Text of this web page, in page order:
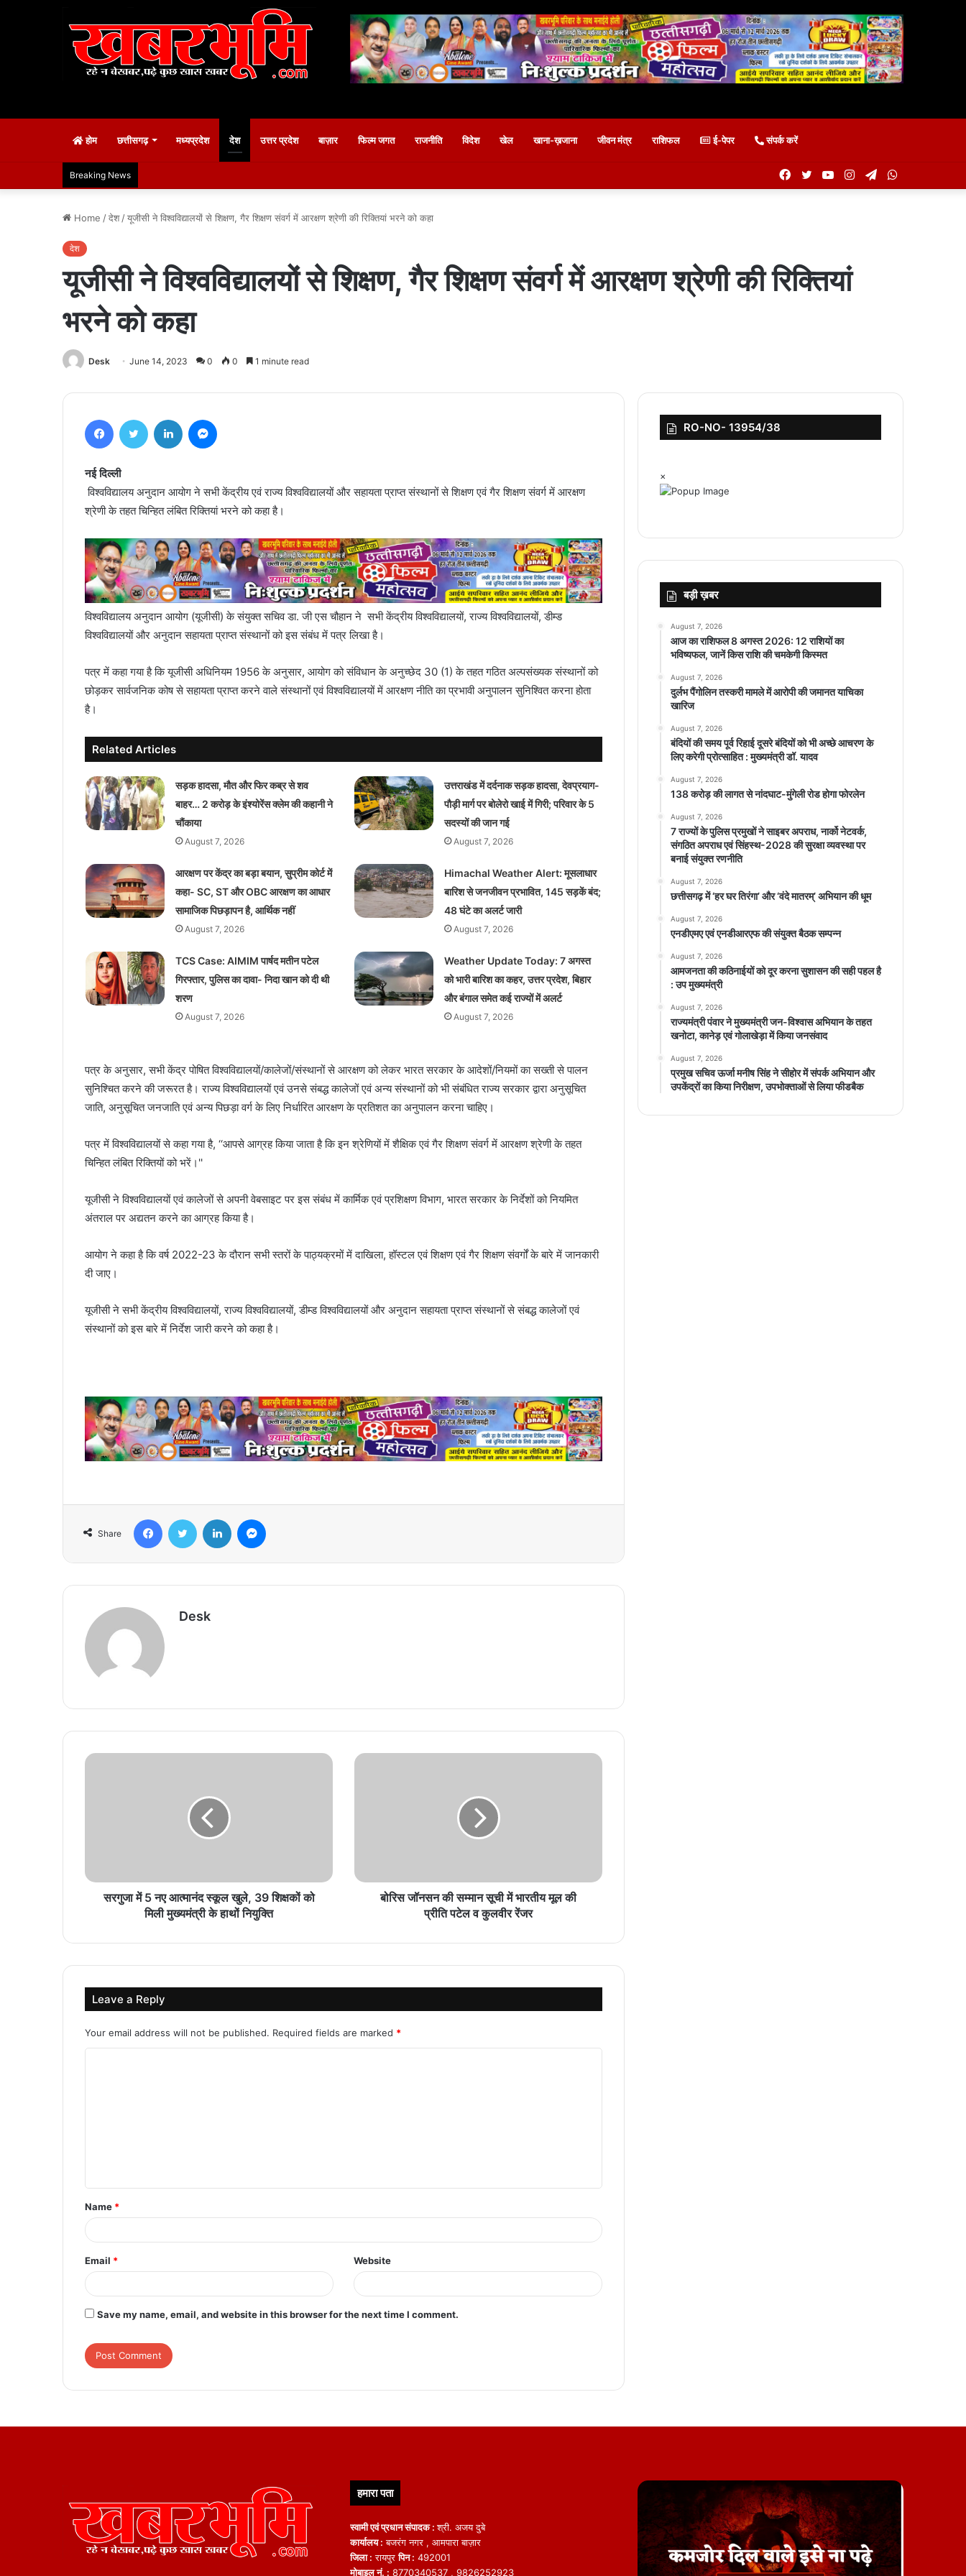
होम छत्तीसगढ़ मध्यप्रदेश देश उत्तर प्रदेश बाज़ार फिल्म जगत राजनीति विदेश खेल खाना-ख़जाना जीवन मंत्र राशिफल ई-पेपर संपर्क करें
Breaking News Telegram
Instagram
YouTube
Twitter
Facebook
Home /देश /यूजीसी ने विश्वविद्यालयों से शिक्षण, गैर शिक्षण संवर्ग में आरक्षण श्रेणी की रिक्तियां भरने को कहा
देश
यूजीसी ने विश्वविद्यालयों से शिक्षण, गैर शिक्षण संवर्ग में आरक्षण श्रेणी की रिक्तियां
भरने को कहा
Desk June 14, 2023 0 0 1 minute read
नई दिल्ली
विश्वविद्यालय अनुदान आयोग ने सभी केंद्रीय एवं राज्य विश्वविद्यालयों और सहायता प्राप्त संस्थानों से शिक्षण एवं गैर शिक्षण संवर्ग में आरक्षण
श्रेणी के तहत चिन्हित लंबित रिक्तियां भरने को कहा है।
विश्वविद्यालय अनुदान आयोग (यूजीसी) के संयुक्त सचिव डा. जी एस चौहान ने सभी केंद्रीय विश्वविद्यालयों, राज्य विश्वविद्यालयों, डीम्ड
विश्वविद्यालयों और अनुदान सहायता प्राप्त संस्थानों को इस संबंध में पत्र लिखा है।
पत्र में कहा गया है कि यूजीसी अधिनियम 1956 के अनुसार, आयोग को संविधान के अनुच्छेद 30 (1) के तहत गठित अल्पसंख्यक संस्थानों को
छोड़कर सार्वजनिक कोष से सहायता प्राप्त करने वाले संस्थानों एवं विश्वविद्यालयों में आरक्षण नीति का प्रभावी अनुपालन सुनिश्वित करना होता
है।
Related Articles
सड़क हादसा, मौत और फिर कब्र से शव
बाहर… 2 करोड़ के इंश्योरेंस क्लेम की कहानी ने
चौंकाया
August 7, 2026
उत्तराखंड में दर्दनाक सड़क हादसा, देवप्रयाग-
पौड़ी मार्ग पर बोलेरो खाई में गिरी; परिवार के 5
सदस्यों की जान गई
August 7, 2026
आरक्षण पर केंद्र का बड़ा बयान, सुप्रीम कोर्ट में
कहा- SC, ST और OBC आरक्षण का आधार
सामाजिक पिछड़ापन है, आर्थिक नहीं
August 7, 2026
Himachal Weather Alert: मूसलाधार
बारिश से जनजीवन प्रभावित, 145 सड़कें बंद;
48 घंटे का अलर्ट जारी
August 7, 2026
TCS Case: AIMIM पार्षद मतीन पटेल
गिरफ्तार, पुलिस का दावा- निदा खान को दी थी
शरण
August 7, 2026
Weather Update Today: 7 अगस्त
को भारी बारिश का कहर, उत्तर प्रदेश, बिहार
और बंगाल समेत कई राज्यों में अलर्ट
August 7, 2026
पत्र के अनुसार, सभी केंद्र पोषित विश्वविद्यालयों/कालेजों/संस्थानों से आरक्षण को लेकर भारत सरकार के आदेशों/नियमों का सख्ती से पालन
सुनिश्चित करने की जरूरत है। राज्य विश्वविद्यालयों एवं उनसे संबद्ध कालेजों एवं अन्य संस्थानों को भी संबंधित राज्य सरकार द्वारा अनुसूचित
जाति, अनुसूचित जनजाति एवं अन्य पिछड़ा वर्ग के लिए निर्धारित आरक्षण के प्रतिशत का अनुपालन करना चाहिए।
पत्र में विश्वविद्यालयों से कहा गया है, ‘‘आपसे आग्रह किया जाता है कि इन श्रेणियों में शैक्षिक एवं गैर शिक्षण संवर्ग में आरक्षण श्रेणी के तहत
चिन्हित लंबित रिक्तियों को भरें।''
यूजीसी ने विश्वविद्यालयों एवं कालेजों से अपनी वेबसाइट पर इस संबंध में कार्मिक एवं प्रशिक्षण विभाग, भारत सरकार के निर्देशों को नियमित
अंतराल पर अद्यतन करने का आग्रह किया है।
आयोग ने कहा है कि वर्ष 2022-23 के दौरान सभी स्तरों के पाठ्यक्रमों में दाखिला, हॉस्टल एवं शिक्षण एवं गैर शिक्षण संवर्गों के बारे में जानकारी
दी जाए।
यूजीसी ने सभी केंद्रीय विश्वविद्यालयों, राज्य विश्वविद्यालयों, डीम्ड विश्वविद्यालयों और अनुदान सहायता प्राप्त संस्थानों से संबद्ध कालेजों एवं
संस्थानों को इस बारे में निर्देश जारी करने को कहा है।
Share
Desk
सरगुजा में 5 नए आत्मानंद स्कूल खुले, 39 शिक्षकों को
मिली मुख्यमंत्री के हाथों नियुक्ति
बोरिस जॉनसन की सम्मान सूची में भारतीय मूल की
प्रीति पटेल व कुलवीर रेंजर
Leave a Reply
Your email address will not be published. Required fields are marked *
t
*
Name *
Email * Website
Save my name, email, and website in this browser for the next time I comment.
RO-NO- 13954/38
×
बड़ी ख़बर
August 7, 2026
आज का राशिफल 8 अगस्त 2026: 12 राशियों का
भविष्यफल, जानें किस राशि की चमकेगी किस्मत
August 7, 2026
दुर्लभ पैंगोलिन तस्करी मामले में आरोपी की जमानत याचिका
खारिज
August 7, 2026
बंदियों की समय पूर्व रिहाई दूसरे बंदियों को भी अच्छे आचरण के
लिए करेगी प्रोत्साहित : मुख्यमंत्री डॉ. यादव
August 7, 2026
138 करोड़ की लागत से नांदघाट-मुंगेली रोड होगा फोरलेन
August 7, 2026
7 राज्यों के पुलिस प्रमुखों ने साइबर अपराध, नार्को नेटवर्क,
संगठित अपराध एवं सिंहस्थ-2028 की सुरक्षा व्यवस्था पर
बनाई संयुक्त रणनीति
August 7, 2026
छत्तीसगढ़ में ‘हर घर तिरंगा’ और ‘वंदे मातरम्’ अभियान की धूम
August 7, 2026
एनडीएमए एवं एनडीआरएफ की संयुक्त बैठक सम्पन्न
August 7, 2026
आमजनता की कठिनाईयों को दूर करना सुशासन की सही पहल है
: उप मुख्यमंत्री
August 7, 2026
राज्यमंत्री पंवार ने मुख्यमंत्री जन-विश्वास अभियान के तहत
खनोटा, कानेड़ एवं गोलाखेड़ा में किया जनसंवाद
August 7, 2026
प्रमुख सचिव ऊर्जा मनीष सिंह ने सीहोर में संपर्क अभियान और
उपकेंद्रों का किया निरीक्षण, उपभोक्ताओं से लिया फीडबैक
हमारा पता
स्वामी एवं प्रधान संपादक :श्री. अजय दुबे
कार्यालय : बजरंग नगर , आमपारा बाज़ार
जिला : रायपुरपिन : 492001
मोबाइल नं. : 8770340537 , 9826252923